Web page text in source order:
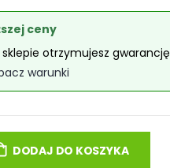
ceny
otrzymujesz gwarancję
warunki
DODAJ DO KOSZYKA